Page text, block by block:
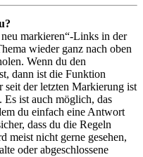
markieren“-Links in der
wieder ganz nach oben
Wenn du den
dann ist die Funktion
seit der letzten Markierung ist
Es ist auch möglich, das
du einfach eine Antwort
dass du die Regeln
meist nicht gerne gesehen,
oder abgeschlossene